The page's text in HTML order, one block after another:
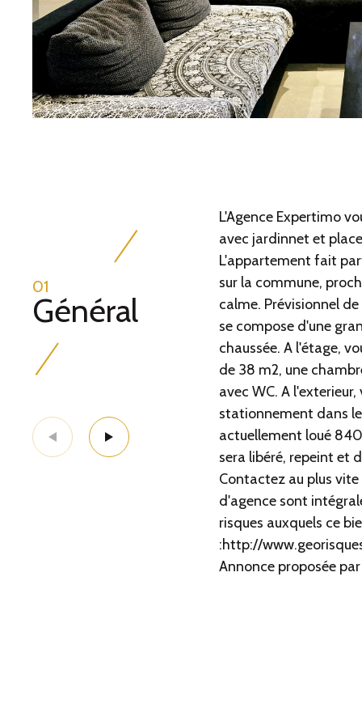
01
Général
L'Agence Expertimo
avec jardinnet et
L'appartement fait
sur la commune,
calme. Prévisionnel
se compose d'une
chaussée. A l'étage,
de 38 m2, une
avec WC. A
stationnement dans
actuellement loué
sera libéré, repeint et
Contactez au plus
d'agence sont
risques auxquels ce
:http://
Annonce proposée